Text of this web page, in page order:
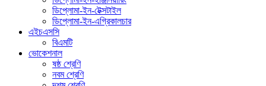
ডিপ্লোমা-ইন-টেক্সটাইল
ডিপ্লোমা-ইন-এগ্রিকালচার
এইচএসসি
বিএমটি
ভোকেশনাল
ষষ্ঠ শ্রেণি
নবম শ্রেণি